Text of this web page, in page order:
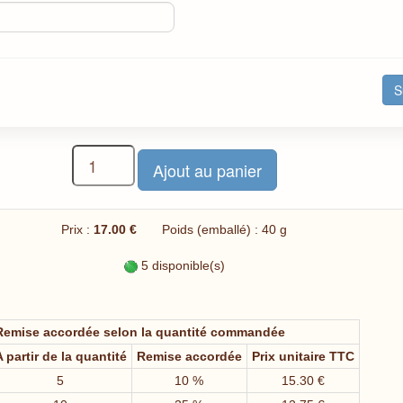
Prix : 17.00 € Poids (emballé) : 40 g
5 disponible(s)
accordée selon la quantité commandée
partir de la quantité
Remise accordée
Prix unitaire TTC
5
10 %
15.30 €